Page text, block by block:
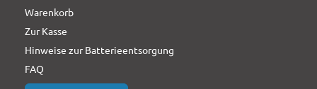
Warenkorb
Zur Kasse
Hinweise zur Batterieentsorgung
FAQ